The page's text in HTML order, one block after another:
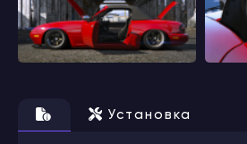
Установка